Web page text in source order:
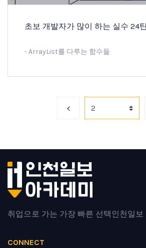
초보 개발자가 많이 하는 실수 24
- ArrayList를 다루는 함수들
취업으로 가는 가장 빠른 선택 인천일보
CONNECT